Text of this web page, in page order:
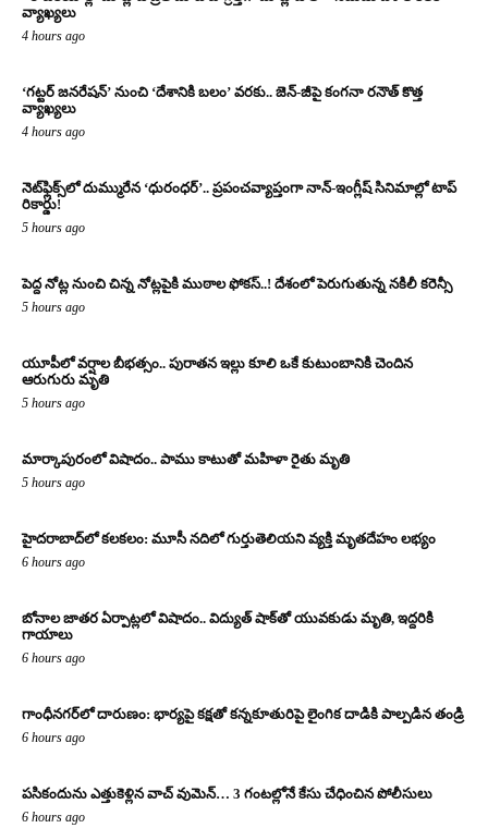
వ్యాఖ్యలు
4 hours ago
‘గట్టర్ జనరేషన్’ నుంచి ‘దేశానికి బలం’ వరకు.. జెన్-జీపై కంగనా రనౌత్ కొత్త
వ్యాఖ్యలు
4 hours ago
నెట్‌ఫ్లిక్స్‌లో దుమ్మురేన ‘ధురంధర్’.. ప్రపంచవ్యాప్తంగా నాన్-ఇంగ్లీష్ సినిమాల్లో టాప్
రికార్డు!
5 hours ago
పెద్ద నోట్ల నుంచి చిన్న నోట్లపైకి ముఠాల ఫోకస్..! దేశంలో పెరుగుతున్న నకిలీ కరెన్సీ
5 hours ago
యూపీలో వర్షాల బీభత్సం.. పురాతన ఇల్లు కూలి ఒకే కుటుంబానికి చెందిన
ఆరుగురు మృతి
5 hours ago
మార్కాపురంలో విషాదం.. పాము కాటుతో మహిళా రైతు మృతి
5 hours ago
హైదరాబాద్‌లో కలకలం: మూసీ నదిలో గుర్తుతెలియని వ్యక్తి మృతదేహం లభ్యం
6 hours ago
బోనాల జాతర ఏర్పాట్లలో విషాదం.. విద్యుత్ షాక్‌తో యువకుడు మృతి, ఇద్దరికి
గాయాలు
6 hours ago
గాంధీనగర్‌లో దారుణం: భార్యపై కక్షతో కన్నకూతురిపై లైంగిక దాడికి పాల్పడిన తండ్రి
6 hours ago
పసికందును ఎత్తుకెళ్లిన వాచ్ వుమెన్… 3 గంటల్లోనే కేసు చేధించిన పోలీసులు
6 hours ago